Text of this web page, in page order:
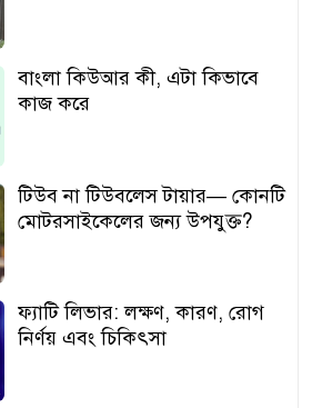
বাংলা কিউআর কী, এটা কিভাবে
কাজ করে
টিউব না টিউবলেস টায়ার— কোনটি
মোটরসাইকেলের জন্য উপযুক্ত?
ফ্যাটি লিভার: লক্ষণ, কারণ, রোগ
নির্ণয় এবং চিকিৎসা